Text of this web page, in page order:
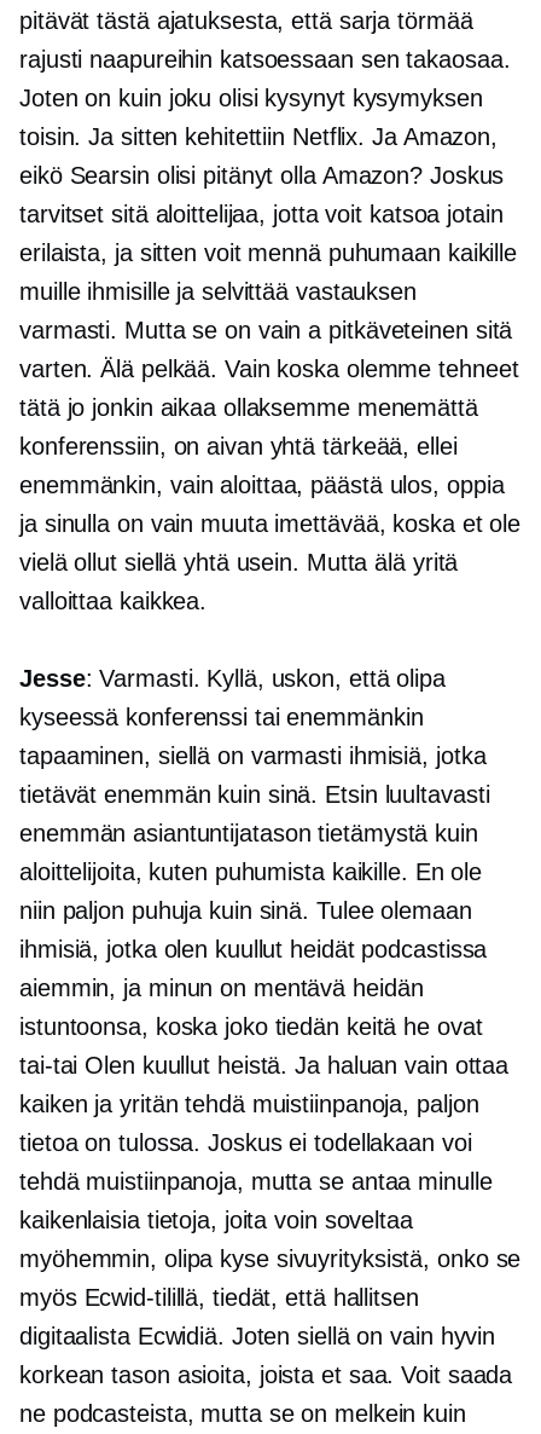
pitävät tästä ajatuksesta, että sarja törmää
rajusti naapureihin katsoessaan sen takaosaa.
Joten on kuin joku olisi kysynyt kysymyksen
toisin. Ja sitten kehitettiin Netflix. Ja Amazon,
eikö Searsin olisi pitänyt olla Amazon? Joskus
tarvitset sitä aloittelijaa, jotta voit katsoa jotain
erilaista, ja sitten voit mennä puhumaan kaikille
muille ihmisille ja selvittää vastauksen
varmasti. Mutta se on vain a pitkäveteinen sitä
varten. Älä pelkää. Vain koska olemme tehneet
tätä jo jonkin aikaa ollaksemme menemättä
konferenssiin, on aivan yhtä tärkeää, ellei
enemmänkin, vain aloittaa, päästä ulos, oppia
ja sinulla on vain muuta imettävää, koska et ole
vielä ollut siellä yhtä usein. Mutta älä yritä
valloittaa kaikkea.
Jesse: Varmasti. Kyllä, uskon, että olipa
kyseessä konferenssi tai enemmänkin
tapaaminen, siellä on varmasti ihmisiä, jotka
tietävät enemmän kuin sinä. Etsin luultavasti
enemmän asiantuntijatason tietämystä kuin
aloittelijoita, kuten puhumista kaikille. En ole
niin paljon puhuja kuin sinä. Tulee olemaan
ihmisiä, jotka olen kuullut heidät podcastissa
aiemmin, ja minun on mentävä heidän
istuntoonsa, koska joko tiedän keitä he ovat
tai-tai Olen kuullut heistä. Ja haluan vain ottaa
kaiken ja yritän tehdä muistiinpanoja, paljon
tietoa on tulossa. Joskus ei todellakaan voi
tehdä muistiinpanoja, mutta se antaa minulle
kaikenlaisia ​​​​tietoja, joita voin soveltaa
myöhemmin, olipa kyse sivuyrityksistä, onko se
myös Ecwid-tilillä, tiedät, että hallitsen
digitaalista Ecwidiä. Joten siellä on vain hyvin
korkean tason asioita, joista et saa. Voit saada
ne podcasteista, mutta se on melkein kuin